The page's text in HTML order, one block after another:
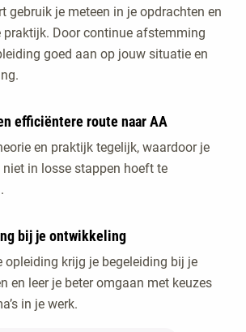
gebruik je meteen in je opdrachten en
praktijk. Door continue afstemming
goed aan op jouw situatie en
efficiëntere route naar AA
en praktijk tegelijk, waardoor je
niet in losse stappen hoeft te
bij je ontwikkeling
opleiding krijg je begeleiding bij je
en leer je beter omgaan met keuzes
in je werk.